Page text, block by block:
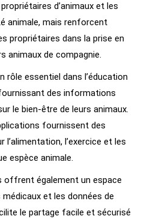
d’animaux et les
animale, mais renforcent
propriétaires dans la prise en
animaux de compagnie.
rôle essentiel dans l’éducation
des informations
le bien-être de leurs animaux.
fournissent des
l’exercice et les
espèce animale.
offrent également un espace
et les données de
le partage facile et sécurisé